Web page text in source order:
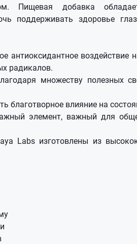
Пищевая добавка
поддерживать здоровье
воздействие
радикалов.
множеству полезных
благотворное влияние на
элемент, важный для
Labs изготовлены из